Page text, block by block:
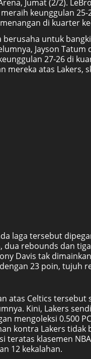
Jumat (2/2).
keunggulan
di kuarter
untuk
Jayson
27-26 di
mereka atas Lakers,
laga tersebut
dua rebounds dan
Davis tak
23 poin, tujuh
atas Celtics
Kini, Lakers
mengoleksi 0.500
kontra Lakers
teratas klasemen
12 kekalahan.